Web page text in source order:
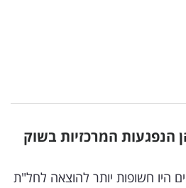
הנפגעות המרכזיות בשוק
היו חשופות יותר להוצאה לחל"ת